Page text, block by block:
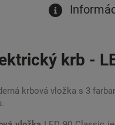
krb -
krbová vložka s 3